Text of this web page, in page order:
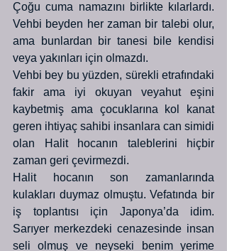
Çoğu cuma namazını birlikte kılarlardı.
Vehbi beyden her zaman bir talebi olur,
ama bunlardan bir tanesi bile kendisi
veya yakınları için olmazdı.
Vehbi bey bu yüzden, sürekli etrafındaki
fakir ama iyi okuyan veyahut eşini
kaybetmiş ama çocuklarına kol kanat
geren ihtiyaç sahibi insanlara can simidi
olan Halit hocanın taleblerini hiçbir
zaman geri çevirmezdi.
Halit hocanın son zamanlarında
kulakları duymaz olmuştu. Vefatında bir
iş toplantısı için Japonya’da idim.
Sarıyer merkezdeki cenazesinde insan
seli olmuş ve neyseki benim yerime